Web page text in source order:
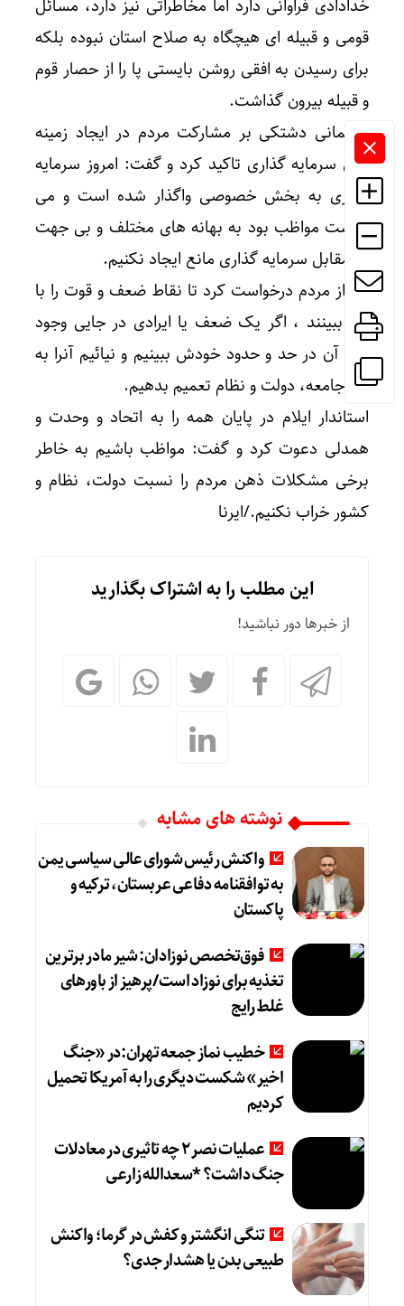
خدادادی فراوانی دارد اما مخاطراتی نیز دارد، مسائل
قومی و قبیله ای هیچگاه به صلاح استان نبوده بلکه
برای رسیدن به افقی روشن بایستی پا را از حصار قوم
و قبیله بیرون گذاشت.
سلیمانی دشتکی بر مشارکت مردم در ایجاد زمینه
های سرمایه گذاری تاکید کرد و گفت: امروز سرمایه
گذاری به بخش خصوصی واگذار شده است و می
بایست مواظب بود به بهانه های مختلف و بی جهت
در مقابل سرمایه گذاری مانع ایجاد نکنیم.
وی از مردم درخواست کرد تا نقاط ضعف و قوت را با
هم ببینند ، اگر یک ضعف یا ایرادی در جایی وجود
دارد آن در حد و حدود خودش ببینیم و نیائیم آنرا به
کل جامعه، دولت و نظام تعمیم بدهیم.
استاندار ایلام در پایان همه را به اتحاد و وحدت و
همدلی دعوت کرد و گفت: مواظب باشیم به خاطر
برخی مشکلات ذهن مردم را نسبت دولت، نظام و
کشور خراب نکنیم./ایرنا
این مطلب را به اشتراک بگذارید
از خبرها دور نباشید!
نوشته های مشابه
واکنش رئیس شورای عالی سیاسی یمن
به توافقنامه دفاعی عربستان، ترکیه و
پاکستان
فوق‌تخصص نوزادان: شیر مادر برترین
تغذیه برای نوزاد است/پرهیز از باورهای
غلط رایج
خطیب نماز جمعه تهران:در «جنگ
اخیر» شکست دیگری را به آمریکا تحمیل
کردیم
عملیات نصر ۲ چه تاثیری در معادلات
جنگ داشت؟ *سعدالله زارعی
تنگی انگشتر و کفش در گرما؛ واکنش
طبیعی بدن یا هشدار جدی؟